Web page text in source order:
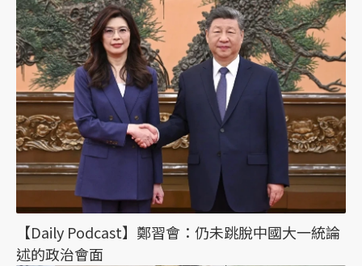
【Daily Podcast】鄭習會：仍未跳脫中國大一統論
述的政治會面